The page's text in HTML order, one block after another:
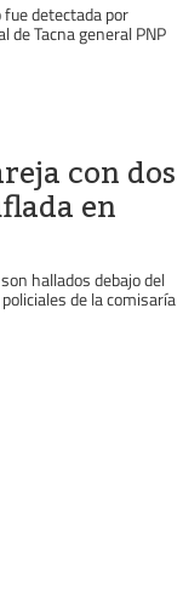
detectada por
de Tacna general PNP
con dos
en
hallados debajo del
de la comisaría